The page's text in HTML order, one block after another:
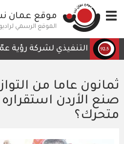
إلى
المحتوى
الرئيسي
Toggle
navigation
موقع عمان
الموقع الرسمي لراديو
التنفيذي لشركة رؤية عمّان
ثمانون عاما من
صنع الأردن
متحرك؟